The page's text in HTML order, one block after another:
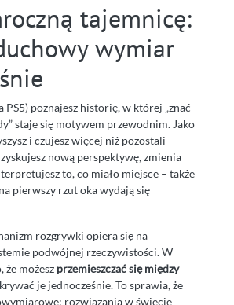
tajemnicę:
wymiar
PS5) poznajesz historię, w której „znać
staje się motywem przewodnim. Jako
i czujesz więcej niż pozostali
nową perspektywę, zmienia
to, co miało miejsce – także
pierwszy rzut oka wydają się
rozgrywki opiera się na
podwójnej rzeczywistości. W
że możesz przemieszczać się między
je jednocześnie. To sprawia, że
rozwiązania w świecie